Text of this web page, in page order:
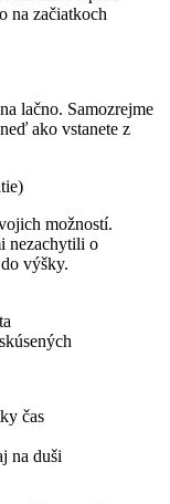
na začiatkoch
lačno. Samozrejme
ako vstanete z
možností.
nezachytili o
výšky.
čas
na duši